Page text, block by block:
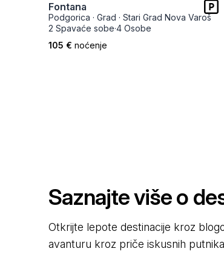
Fontana
Podgorica · Grad · Stari Grad Nova Varoš
2 Spavaće sobe·4 Osobe
105 € noćenje
Saznajte više o
Otkrijte lepote destinacije kroz
avanturu kroz priče iskusnih